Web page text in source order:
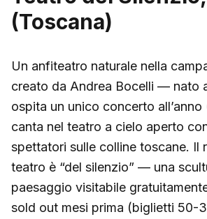
(Toscana)
Un anfiteatro naturale nella
creato da Andrea Bocelli — nato
ospita un unico concerto
canta nel teatro a cielo aperto
spettatori sulle colline toscane. Il
teatro è “del silenzio” — una
paesaggio visitabile
sold out mesi prima (biglietti 50-